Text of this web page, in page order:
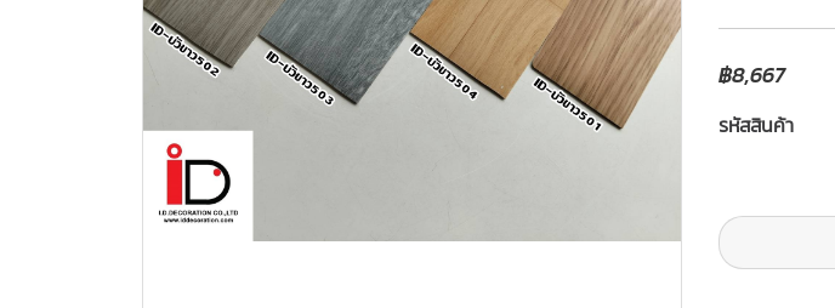
฿8,667
รหัสสินค้า